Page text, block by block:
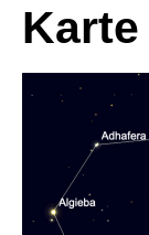
Karte